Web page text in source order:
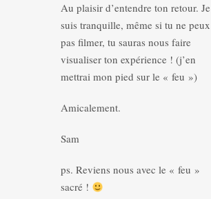
Au plaisir d’entendre ton retour. Je
suis tranquille, même si tu ne peux
pas filmer, tu sauras nous faire
visualiser ton expérience ! (j’en
mettrai mon pied sur le « feu »)
Amicalement.
Sam
ps. Reviens nous avec le « feu »
sacré !